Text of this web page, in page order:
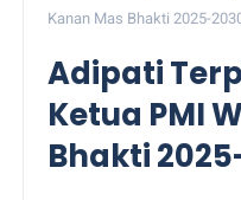
Kanan Mas Bhakti 2025-
Adipati
Ketua PMI
Bhakti